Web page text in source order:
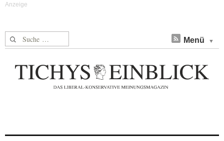
Suche nach: Menü